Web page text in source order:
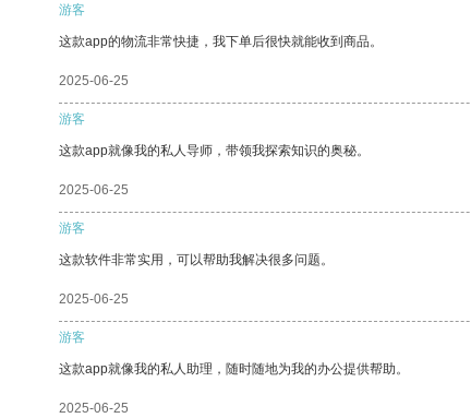
游客
这款app的物流非常快捷，我下单后很快就能收到商品。
2025-06-25
游客
这款app就像我的私人导师，带领我探索知识的奥秘。
2025-06-25
游客
这款软件非常实用，可以帮助我解决很多问题。
2025-06-25
游客
这款app就像我的私人助理，随时随地为我的办公提供帮助。
2025-06-25